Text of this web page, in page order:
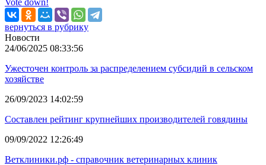
вернуться в рубрику
Новости
24/06/2025 08:33:56
Ужесточен контроль за распределением субсидий в сельском
хозяйстве
26/09/2023 14:02:59
Составлен рейтинг крупнейших производителей говядины
09/09/2022 12:26:49
Ветклиники.рф - справочник ветеринарных клиник